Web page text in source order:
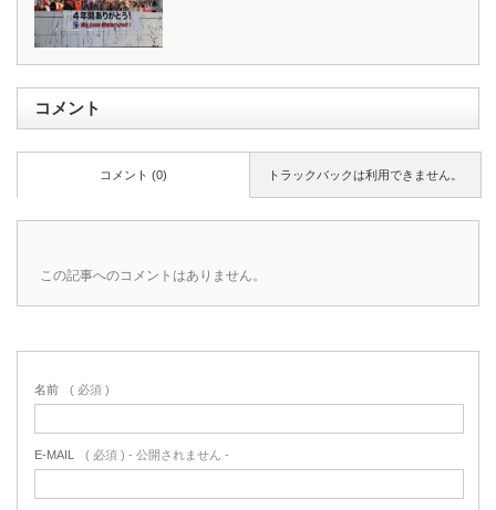
コメント
トラックバックは利用できません。
コメント (0)
この記事へのコメントはありません。
名前 ( 必須 )
E-MAIL ( 必須 ) - 公開されません -